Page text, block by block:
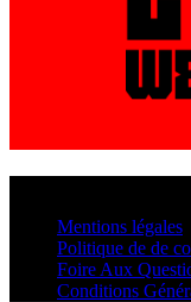
Mentions légales
Politique de de
Foire Aux
Conditions